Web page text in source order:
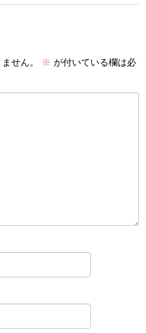
せん。 ※ が付いている欄は必